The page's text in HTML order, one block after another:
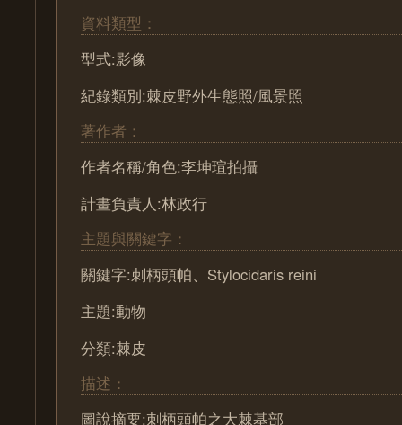
資料類型：
型式:影像
紀錄類別:棘皮野外生態照/風景照
著作者：
作者名稱/角色:李坤瑄拍攝
計畫負責人:林政行
主題與關鍵字：
關鍵字:刺柄頭帕、Stylocidaris reini
主題:動物
分類:棘皮
描述：
圖說摘要:刺柄頭帕之大棘基部